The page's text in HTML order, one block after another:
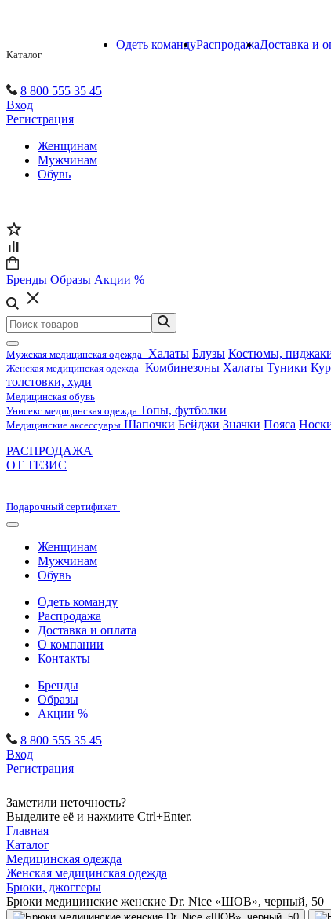
Каталог
Одеть командуРаспродажаДоставка и
8 800 555 35 45
Вход
Регистрация
Женщинам
Мужчинам
Обувь
Бренды Образы Акции %
Мужская медицинская одежда Халаты Блузы Костюмы,
Женская медицинская одежда Комбинезоны Халаты Туники
толстовки, худи
Медицинская обувь
Унисекс медицинская одежда Топы, футболки
Медицинские аксессуары Шапочки Бейджи Значки Пояса
РАСПРОДАЖА
ОТ ТЕЗИС
Подарочный сертификат
Женщинам
Мужчинам
Обувь
Одеть команду
Распродажа
Доставка и оплата
О компании
Контакты
Бренды
Образы
Акции %
8 800 555 35 45
Вход
Регистрация
Заметили неточность?
Выделите её и нажмите Ctrl+Enter.
Главная
Каталог
Медицинская одежда
Женская медицинская одежда
Брюки, джоггеры
Брюки медицинские женские Dr. Nice «ШОВ», черный, 50